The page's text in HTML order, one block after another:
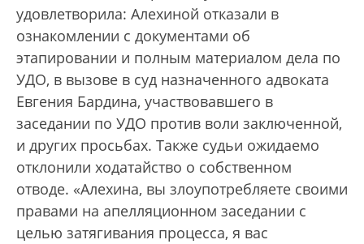
удовлетворила: Алехиной отказали в
ознакомлении с документами об
этапировании и полным материалом дела по
УДО, в вызове в суд назначенного адвоката
Евгения Бардина, участвовавшего в
заседании по УДО против воли заключенной,
и других просьбах. Также судьи ожидаемо
отклонили ходатайство о собственном
отводе. «Алехина, вы злоупотребляете своими
правами на апелляционном заседании с
целью затягивания процесса, я вас